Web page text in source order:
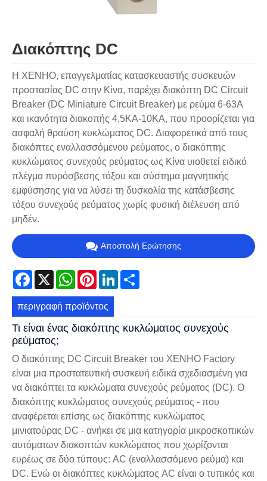
Διακόπτης DC
Η XENHO, επαγγελματίας κατασκευαστής συσκευών
προστασίας DC στην Κίνα, παρέχει διακόπτη DC Circuit
Breaker (DC Miniature Circuit Breaker) με ρεύμα 6-63A
και ικανότητα διακοπής 4,5KA-10KA, που προορίζεται για
ασφαλή θραύση κυκλώματος DC. Διαφορετικά από τους
διακόπτες εναλλασσόμενου ρεύματος, ο διακόπτης
κυκλώματος συνεχούς ρεύματος ως Κίνα υιοθετεί ειδικό
πλέγμα πυρόσβεσης τόξου και σύστημα μαγνητικής
εμφύσησης για να λύσει τη δυσκολία της κατάσβεσης
τόξου συνεχούς ρεύματος χωρίς φυσική διέλευση από
μηδέν.
Αποστολή Ερώτησης
Facebook
X WhatsApp
PinterestLinkedIn
περιγραφή προϊόντος
Τι είναι ένας διακόπτης κυκλώματος συνεχούς
ρεύματος;
Ο διακόπτης DC Circuit Breaker του XENHO Factory
είναι μια προστατευτική συσκευή ειδικά σχεδιασμένη για
να διακόπτει τα κυκλώματα συνεχούς ρεύματος (DC). Ο
διακόπτης κυκλώματος συνεχούς ρεύματος - που
αναφέρεται επίσης ως διακόπτης κυκλώματος
μινιατούρας DC - ανήκει σε μια κατηγορία μικροσκοπικών
αυτόματων διακοπτών κυκλώματος που χωρίζονται
ευρέως σε δύο τύπους: AC (εναλλασσόμενο ρεύμα) και
DC. Ενώ οι διακόπτες κυκλώματος AC είναι ο τυπικός και